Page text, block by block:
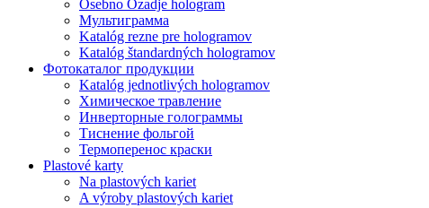
Osebno Ozadje hologram
Мультиграмма
Katalóg rezne pre hologramov
Katalóg štandardných hologramov
Фотокаталог продукции
Katalóg jednotlivých hologramov
Химическое травление
Инверторные голограммы
Тиснение фольгой
Термоперенос краски
Plastové karty
Na plastových kariet
A výroby plastových kariet